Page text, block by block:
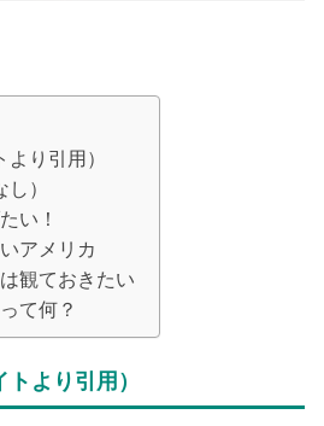
り引用）
）
い！
アメリカ
観ておきたい
て何？
より引用）